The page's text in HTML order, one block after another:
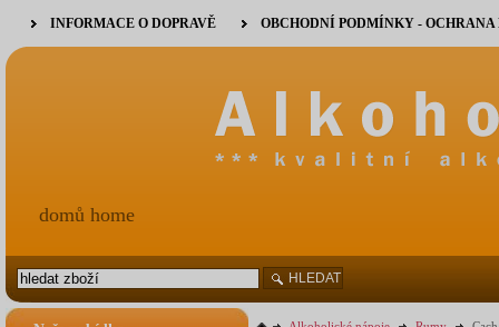
INFORMACE O DOPRAVĚ OBCHODNÍ PODMÍNKY -
domů home
HLEDAT